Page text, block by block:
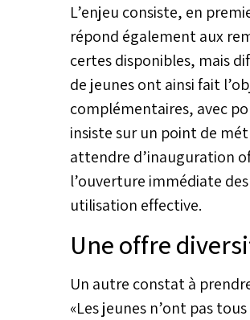
L’enjeu consiste, en
répond également aux
certes disponibles, mais
de jeunes ont ainsi fait
complémentaires, avec
insiste sur un point de
attendre d’inauguration
l’ouverture immédiate
utilisation effective.
Une offre
Un autre constat à
«Les jeunes n’ont pas